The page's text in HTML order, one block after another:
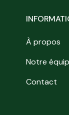
À propos
Notre
Contact